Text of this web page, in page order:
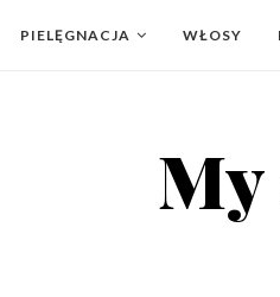
PIELĘGNACJA WŁOSY